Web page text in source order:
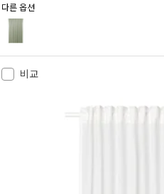
다른 옵션
BENGTA 벵타
옵션: BENGTA 벵타, 암막커튼 한 장,
옵션: BENGTA 벵타, 암막커튼 한 장,
비교